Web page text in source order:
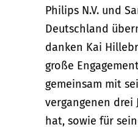
Philips N.V. und
Deutschland
danken Kai
große
gemeinsam mit
vergangenen drei
hat, sowie für